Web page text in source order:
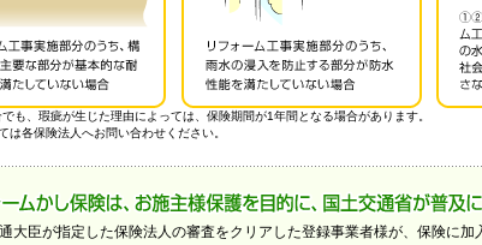
も、瑕疵が生じた理由によっては、保険期間が1年間となる場合があります。
は各保険法人へお問い合わせください。
大臣が指定した保険法人の審査をクリアした登録事業者様が、保険に加